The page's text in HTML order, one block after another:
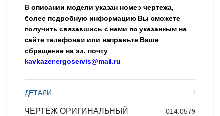
В описании модели указан номер чертежа,
более подробную информацию Вы сможете
получить связавшись с нами по указанным на
сайте телефонам или направьте Ваше
обращение на эл. почту
kavkazenergoservis@mail.ru
ДЕТАЛИ
ЧЕРТЕЖ ОРИГИНАЛЬНЫЙ 014.0579